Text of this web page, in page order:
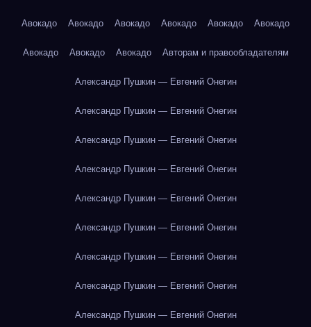
Авокадо Авокадо Авокадо Авокадо Авокадо Авокадо
Авокадо Авокадо Авокадо Авторам и правообладателям
Александр Пушкин — Евгений Онегин
Александр Пушкин — Евгений Онегин
Александр Пушкин — Евгений Онегин
Александр Пушкин — Евгений Онегин
Александр Пушкин — Евгений Онегин
Александр Пушкин — Евгений Онегин
Александр Пушкин — Евгений Онегин
Александр Пушкин — Евгений Онегин
Александр Пушкин — Евгений Онегин